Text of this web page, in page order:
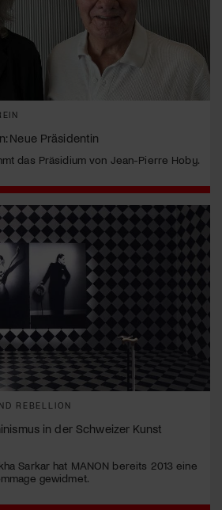
Neue Präsidentin
das Präsidium von Jean-Pierre Hoby.
REBELLION
in der Schweizer Kunst
Sarkar hat MANON bereits 2013 eine
gewidmet.